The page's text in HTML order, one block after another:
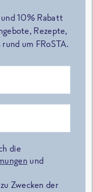
10% Rabatt
Rezepte,
um FRoSTA.
die
und
Zwecken der